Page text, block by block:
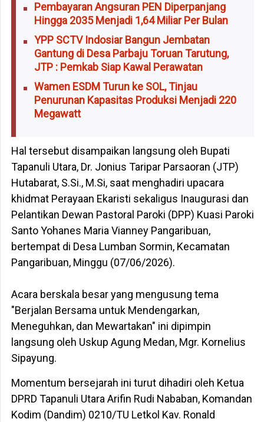
Pembayaran Angsuran PEN Diperpanjang
Hingga 2035 Menjadi 1,64 Miliar Per Bulan
YPP SCTV Indosiar Bangun Jembatan
Gantung di Desa Parbaju Toruan Tarutung,
JTP : Pemkab Siap Kawal Perawatan
Wamen ESDM Turun ke SOL, Tinjau
Penurunan Kapasitas Produksi Menjadi 220
Megawatt
Hal tersebut disampaikan langsung oleh Bupati
Tapanuli Utara, Dr. Jonius Taripar Parsaoran (JTP)
Hutabarat, S.Si., M.Si, saat menghadiri upacara
khidmat Perayaan Ekaristi sekaligus Inaugurasi dan
Pelantikan Dewan Pastoral Paroki (DPP) Kuasi Paroki
Santo Yohanes Maria Vianney Pangaribuan,
bertempat di Desa Lumban Sormin, Kecamatan
Pangaribuan, Minggu (07/06/2026).
‎​Acara berskala besar yang mengusung tema
"Berjalan Bersama untuk Mendengarkan,
Meneguhkan, dan Mewartakan" ini dipimpin
langsung oleh Uskup Agung Medan, Mgr. Kornelius
Sipayung.
Momentum bersejarah ini turut dihadiri oleh Ketua
DPRD Tapanuli Utara Arifin Rudi Nababan, Komandan
Kodim (Dandim) 0210/TU Letkol Kav. Ronald